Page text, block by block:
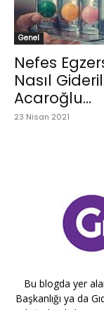
Genel
Nefes
Nasıl
Acaroğlu...
23 Nisan 2021
Bu blogda yer
Başkanlığı ya da